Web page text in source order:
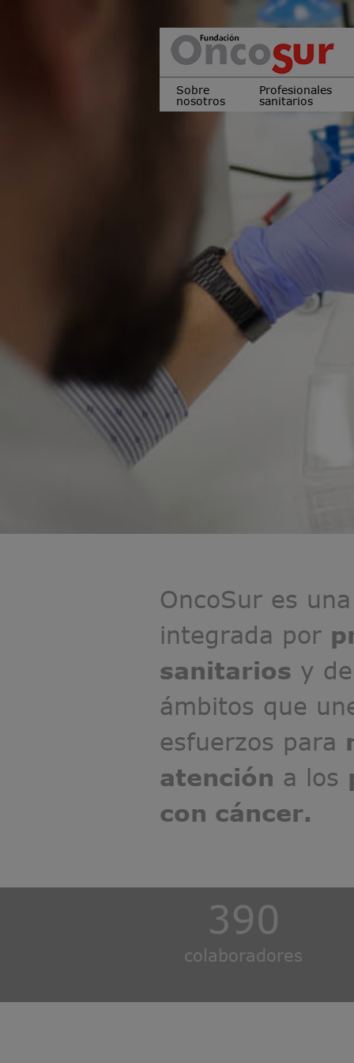
Sobre
nosotros
Profesionales
sanitarios
OncoSur es una
integrada por
sanitarios y
ámbitos que
esfuerzos para
atención a los
con cáncer.
390
colaboradores